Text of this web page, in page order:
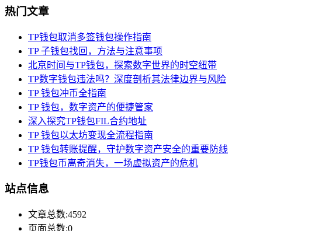
热门文章
TP钱包取消多签钱包操作指南
TP 子钱包找回，方法与注意事项
北京时间与TP钱包，探索数字世界的时空纽带
TP数字钱包违法吗？深度剖析其法律边界与风险
TP 钱包冲币全指南
TP 钱包，数字资产的便捷管家
深入探究TP钱包FIL合约地址
TP 钱包以太坊变现全流程指南
TP 钱包转账提醒，守护数字资产安全的重要防线
TP钱包币离奇消失，一场虚拟资产的危机
站点信息
文章总数:4592
页面总数:0